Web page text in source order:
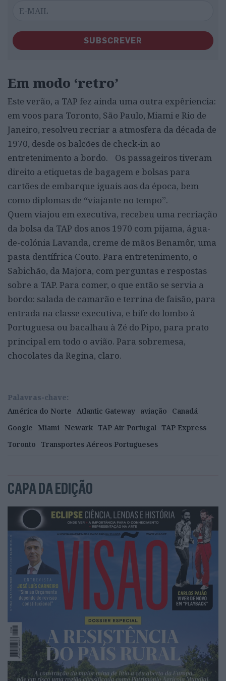
SUBSCREVER
Em modo ‘retro’
Este verão, a TAP fez ainda uma outra expêriencia:
em voos para Toronto, São Paulo, Miami e Rio de
Janeiro, resolveu recriar a atmosfera da década de
1970, desde os balcões de check-in ao
entretenimento a bordo. Os passageiros tiveram
direito a etiquetas de bagagem e bolsas para
cartões de embarque iguais aos da época, bem
como diplomas de “viajante no tempo”.
Quem viajou em executiva, recebeu uma recriação
da bolsa da TAP dos anos 1970 com pijama, água-
de-colónia Lavanda, creme de mãos Benamôr, uma
pasta dentífrica Couto. Para entretenimento, o
Sabichão, da Majora, com perguntas e respostas
sobre a TAP. Para comer, o que então se servia a
bordo: salada de camarão e terrina de faisão, para
entrada na classe executiva, e bife do lombo à
Portuguesa ou bacalhau à Zé do Pipo, para prato
principal em todo o avião. Para sobremesa,
chocolates da Regina, claro.
Palavras-chave:
América do Norte Atlantic Gateway aviação
Canadá
Google
Miami Newark TAP Air Portugal TAP Express
Toronto Transportes Aéreos Portugueses
CAPA DA EDIÇÃO